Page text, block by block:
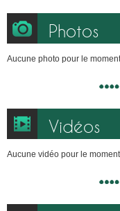
Photos
Aucune photo pour le
Vidéos
Aucune vidéo pour le